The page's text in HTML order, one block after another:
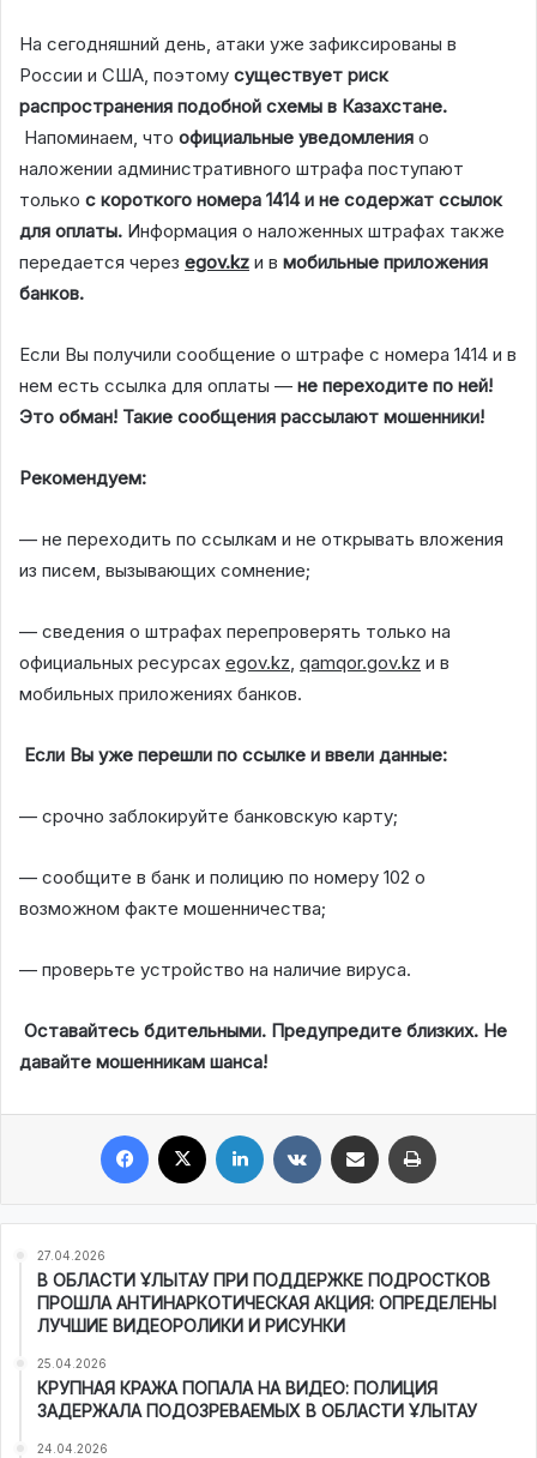
На сегодняшний день, атаки уже зафиксированы в
России и США, поэтому существует риск
распространения подобной схемы в Казахстане.
Напоминаем, что официальные уведомления о
наложении административного штрафа поступают
только с короткого номера 1414 и не содержат ссылок
для оплаты. Информация о наложенных штрафах также
передается через egov.kz и в мобильные приложения
банков.
Если Вы получили сообщение о штрафе с номера 1414 и в
нем есть ссылка для оплаты — не переходите по ней!
Это обман! Такие сообщения рассылают мошенники!
Рекомендуем:
— не переходить по ссылкам и не открывать вложения
из писем, вызывающих сомнение;
— сведения о штрафах перепроверять только на
официальных ресурсах egov.kz, qamqor.gov.kz и в
мобильных приложениях банков.
Если Вы уже перешли по ссылке и ввели данные:
— срочно заблокируйте банковскую карту;
— сообщите в банк и полицию по номеру 102 о
возможном факте мошенничества;
— проверьте устройство на наличие вируса.
Оставайтесь бдительными. Предупредите близких. Не
давайте мошенникам шанса!
27.04.2026
В ОБЛАСТИ ҰЛЫТАУ ПРИ ПОДДЕРЖКЕ ПОДРОСТКОВ
ПРОШЛА АНТИНАРКОТИЧЕСКАЯ АКЦИЯ: ОПРЕДЕЛЕНЫ
ЛУЧШИЕ ВИДЕОРОЛИКИ И РИСУНКИ
25.04.2026
КРУПНАЯ КРАЖА ПОПАЛА НА ВИДЕО: ПОЛИЦИЯ
ЗАДЕРЖАЛА ПОДОЗРЕВАЕМЫХ В ОБЛАСТИ ҰЛЫТАУ
24.04.2026